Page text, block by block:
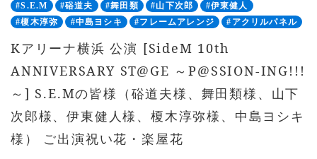
#S.E.M
#硲道夫 #舞田類 #山下次郎
#伊東健人
#榎木淳弥
#中島ヨシキ #フレームアレンジ #アクリルパネル
Kアリーナ横浜 公演 [SideM 10th
ANNIVERSARY ST@GE ～P@SSION-ING!!!
～] S.E.Mの皆様（硲道夫様、舞田類様、山下
次郎様、伊東健人様、榎木淳弥様、中島ヨシキ
様） ご出演祝い花・楽屋花